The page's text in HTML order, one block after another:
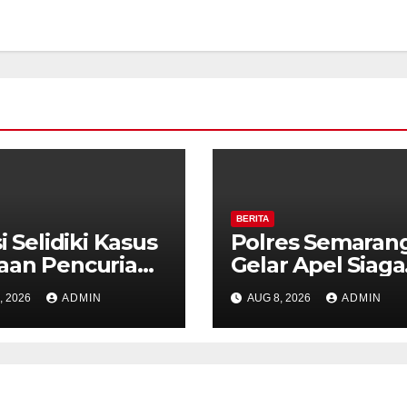
Selidiki Kasus
Pencurian
Kekerasan
HP Royal
Ambarawa.
2026 ADMIN
BERITA
Polres
Gelar Apel Siaga
Karhutla,
Tekankan Sinergi
dan
AUG 8, 2026 ADMIN